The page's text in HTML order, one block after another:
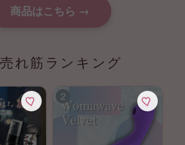
商品はこちら →
売れ筋ランキング